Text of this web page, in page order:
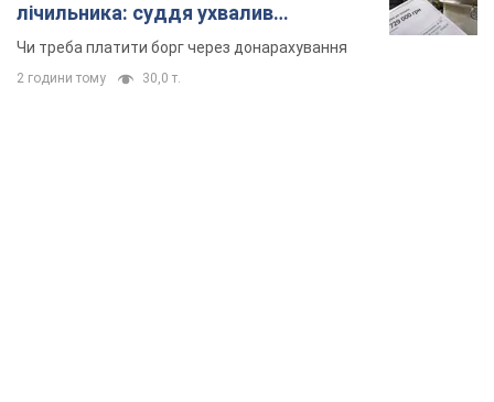
лічильника: суддя ухвалив
неочікуване рішення
Чи треба платити борг через донарахування
2 години тому 30,0 т.